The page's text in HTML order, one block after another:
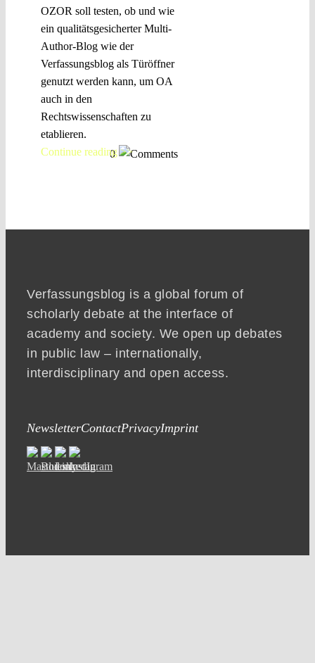
OZOR soll testen, ob und wie
ein qualitätsgesicherter Multi-
Author-Blog wie der
Verfassungsblog als Türöffner
genutzt werden kann, um OA
auch in den
Rechtswissenschaften zu
etablieren.
Continue reading >>
0
Verfassungsblog is a global forum of
scholarly debate at the interface of
academy and society. We open up debates
in public law – internationally,
interdisciplinary and open access.
NewsletterContactPrivacyImprint